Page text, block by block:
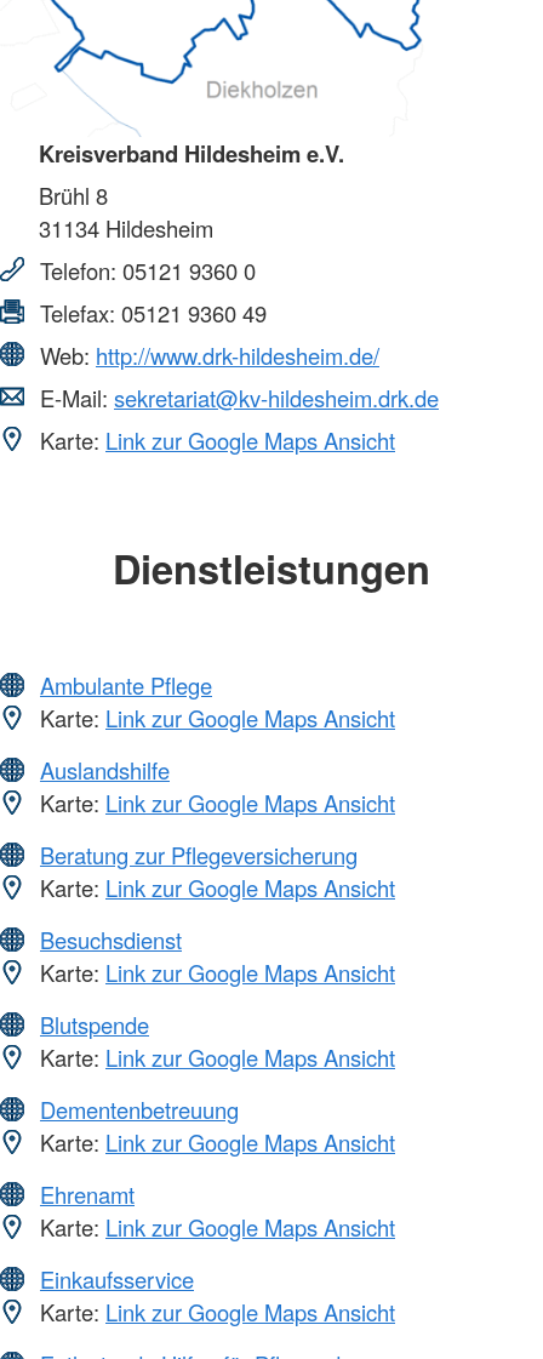
Kreisverband Hildesheim e.V.
Brühl 8
31134 Hildesheim
Telefon: 05121 9360 0
Telefax: 05121 9360 49
Web: http://www.drk-hildesheim.de/
E-Mail: sekretariat@kv-hildesheim.drk.de
Karte: Link zur Google Maps Ansicht
Dienstleistungen
Ambulante Pflege
Karte: Link zur Google Maps Ansicht
Auslandshilfe
Karte: Link zur Google Maps Ansicht
Beratung zur Pflegeversicherung
Karte: Link zur Google Maps Ansicht
Besuchsdienst
Karte: Link zur Google Maps Ansicht
Blutspende
Karte: Link zur Google Maps Ansicht
Dementenbetreuung
Karte: Link zur Google Maps Ansicht
Ehrenamt
Karte: Link zur Google Maps Ansicht
Einkaufsservice
Karte: Link zur Google Maps Ansicht